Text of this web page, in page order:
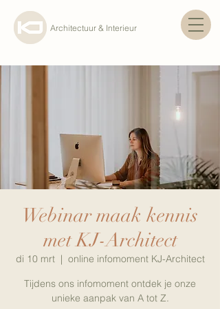
Architectuur & Interieur
Webinar maak kennis
met KJ-Architect
di 10 mrt
  |
online infomoment KJ-Architect
Tijdens ons infomoment ontdek je onze
unieke aanpak van A tot Z.